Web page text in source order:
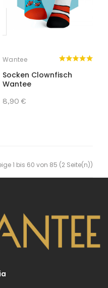
Wantee
Socken Clownfisch
Wantee
8,90 €
1 bis 60 von 85 (2 Seite(n))